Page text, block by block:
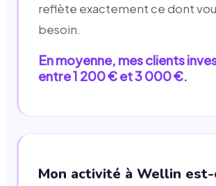
reflète exactement ce dont
besoin.
En moyenne, mes clients
entre 1 200 € et 3 000 €.
Mon activité à Wellin